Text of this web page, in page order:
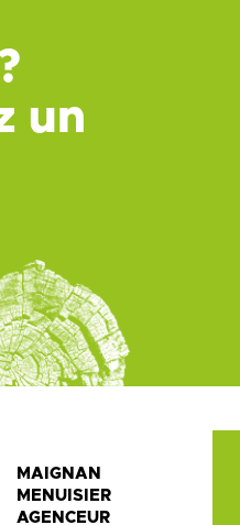
un
MAIGNAN
MENUISIER
AGENCEUR